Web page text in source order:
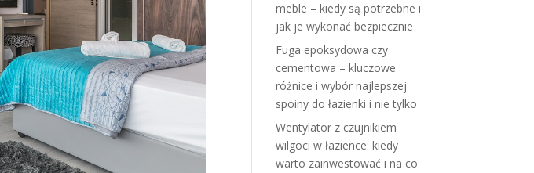
meble – kiedy są potrzebne i
jak je wykonać bezpiecznie
Fuga epoksydowa czy
cementowa – kluczowe
różnice i wybór najlepszej
spoiny do łazienki i nie tylko
Wentylator z czujnikiem
wilgoci w łazience: kiedy
warto zainwestować i na co